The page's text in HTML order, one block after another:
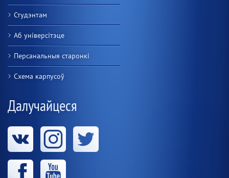
Студэнтам
Аб універсітэце
Персанальныя старонкі
Схема карпусоў
Далучайцеся